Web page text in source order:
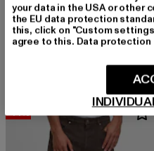
KARL KANI
OG K Distress Camo Five Pocket Denim
-14%
your data in the USA or other
the EU data protection
this, click on "Custom
agree to this. Data protection